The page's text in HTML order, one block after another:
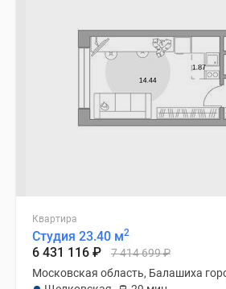
Квартира
Студия 23.40 м2
6 431 116 ₽ 7 414 699₽
Московская область, Балашиха